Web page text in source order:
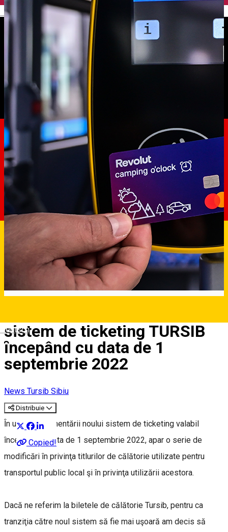
English
Deutsch
sistem de ticketing TURSIB
ȋncepând cu data de 1
septembrie 2022
News Tursib Sibiu
Distribuie
Copied!
Ȋn urma implementării noului sistem de ticketing valabil
ȋncepând cu data de 1 septembrie 2022, apar o serie de
modificări ȋn privinţa titlurilor de călătorie utilizate pentru
transportul public local şi ȋn privinţa utilizării acestora.
Dacă ne referim la biletele de călătorie Tursib, pentru ca
tranziţia către noul sistem să fie mai uşoară am decis să